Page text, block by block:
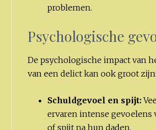
problemen.
Psychologische
De psychologische impact van
van een delict kan ook groot zijn:
Schuldgevoel en spijt:
ervaren intense gevoelens
of spijt na hun daden.